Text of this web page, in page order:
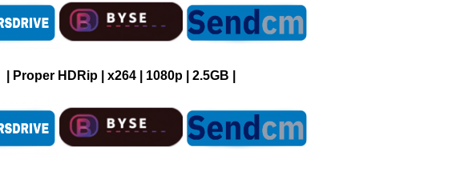
| Proper HDRip | x264 | 1080p | 2.5GB |